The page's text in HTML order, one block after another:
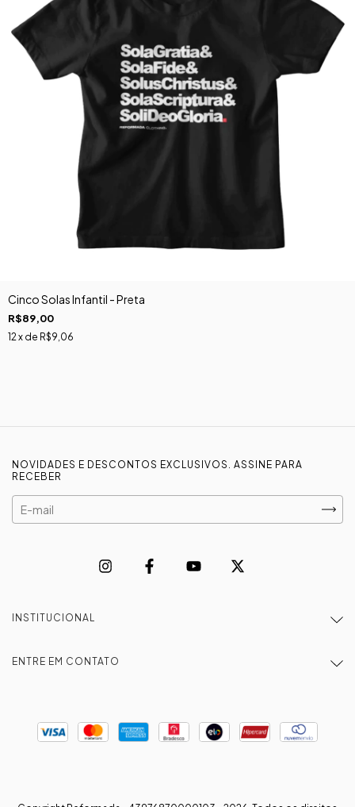
Cinco Solas Infantil - Preta
R$89,00
12 x de R$9,06
NOVIDADES E DESCONTOS EXCLUSIVOS. ASSINE PARA
RECEBER
INSTITUCIONAL
ENTRE EM CONTATO